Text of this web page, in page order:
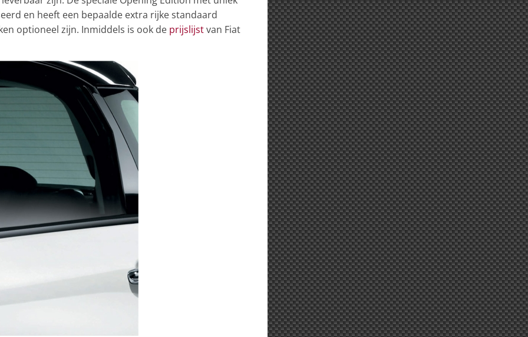
en heeft een bepaalde extra rijke standaard
optioneel zijn. Inmiddels is ook de prijslijstvan Fiat